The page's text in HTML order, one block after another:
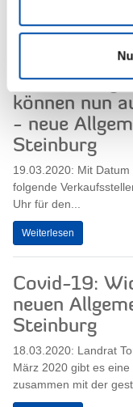
Covid-19:
Bevölkerung
können nun
- neue
Steinburg
19.03.2020: Mit
folgende
Uhr für den...
Weiterlesen
Covid-19:
neuen
Steinburg
18.03.2020: Landrat
März 2020 gibt es
zusammen mit der